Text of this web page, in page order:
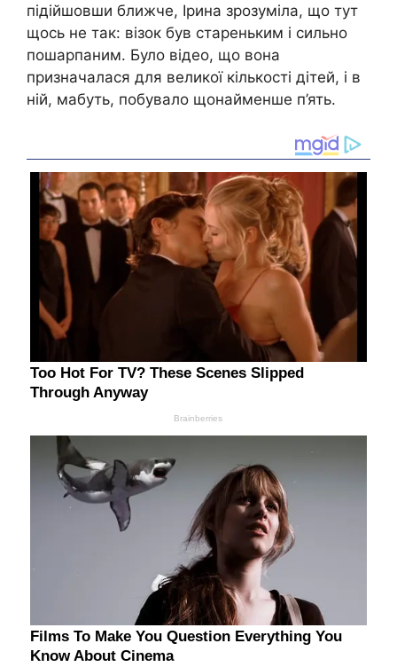
підійшовши ближче, Ірина зрозуміла, що тут
щось не так: візок був стареньким і сильно
пошарпаним. Було відео, що вона
призначалася для великої кількості дітей, і в
ній, мабуть, побувало щонайменше п’ять.